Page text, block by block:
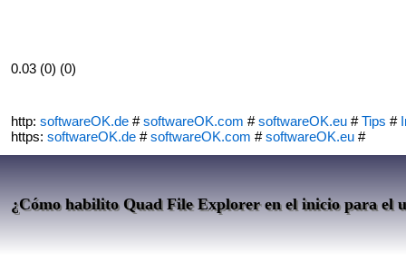
0.03 (0) (0)
http: softwareOK.de #softwareOK.com #softwareOK.eu #Tips #
https: softwareOK.de #softwareOK.com #softwareOK.eu #
¿Cómo habilito Quad File Explorer en el inicio para el